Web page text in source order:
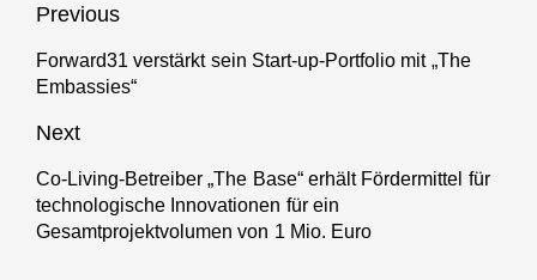
Beitragsnavigation
Previous
Previous
post:
Forward31 verstärkt sein Start-up-Portfolio mit „The
Embassies“
Next
Next
post:
Co-Living-Betreiber „The Base“ erhält Fördermittel für
technologische Innovationen für ein
Gesamtprojektvolumen von 1 Mio. Euro